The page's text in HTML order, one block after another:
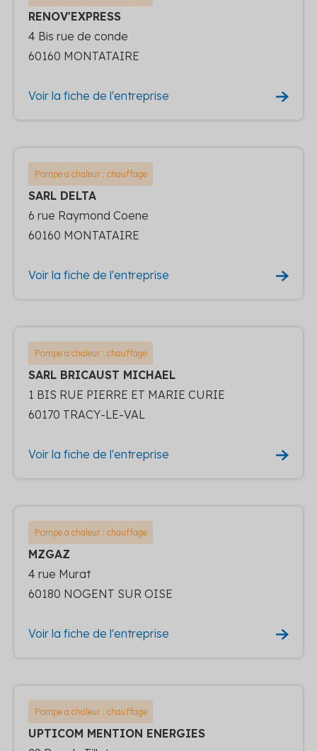
RENOV'EXPRESS
4 Bis rue de conde
60160 MONTATAIRE
Voir la fiche de l'entreprise
Pompe a chaleur : chauffage
SARL DELTA
6 rue Raymond Coene
60160 MONTATAIRE
Voir la fiche de l'entreprise
Pompe a chaleur : chauffage
SARL BRICAUST MICHAEL
1 BIS RUE PIERRE ET MARIE CURIE
60170 TRACY-LE-VAL
Voir la fiche de l'entreprise
Pompe a chaleur : chauffage
MZGAZ
4 rue Murat
60180 NOGENT SUR OISE
Voir la fiche de l'entreprise
Pompe a chaleur : chauffage
UPTICOM MENTION ENERGIES